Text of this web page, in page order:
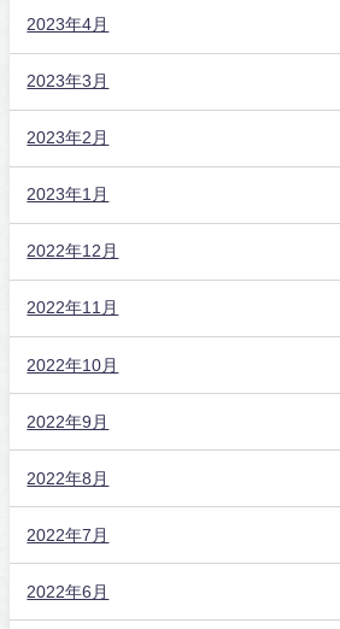
2023年4月
2023年3月
2023年2月
2023年1月
2022年12月
2022年11月
2022年10月
2022年9月
2022年8月
2022年7月
2022年6月